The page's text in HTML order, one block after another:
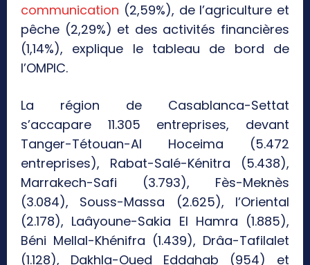
communication (2,59%), de l’agriculture et
pêche (2,29%) et des activités financières
(1,14%), explique le tableau de bord de
l’OMPIC.
La région de Casablanca-Settat
s’accapare 11.305 entreprises, devant
Tanger-Tétouan-Al Hoceima (5.472
entreprises), Rabat-Salé-Kénitra (5.438),
Marrakech-Safi (3.793), Fès-Meknès
(3.084), Souss-Massa (2.625), l’Oriental
(2.178), Laâyoune-Sakia El Hamra (1.885),
Béni Mellal-Khénifra (1.439), Drâa-Tafilalet
(1.128), Dakhla-Oued Eddahab (954) et